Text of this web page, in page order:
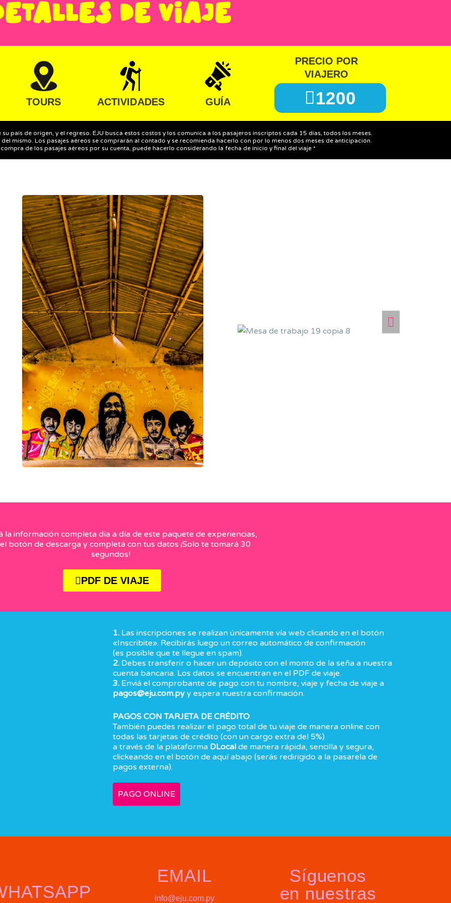
TOURS ACTIVIDADES GUÍA
PRECIO POR
VIAJERO
1200
país de origen, y el regreso. EJU busca estos costos y los comunica a los pasajeros inscriptos cada 15 días, todos los meses.
mismo. Los pasajes aéreos se comprarán al contado y se recomienda hacerlo con por lo menos dos meses de anticipación.
de los pasajes aéreos por su cuenta, puede hacerlo considerando la fecha de inicio y final del viaje *
la información completa día a día de este paquete de experiencias,
botón de descarga y completá con tus datos ¡Solo te tomará 30
segundos!
PDF DE VIAJE
1. Las inscripciones se realizan únicamente vía web clicando en el botón
«Inscribite». Recibirás luego un correo automático de confirmación
(es posible que te llegue en spam).
2. Debes transferir o hacer un depósito con el monto de la seña a nuestra
cuenta bancaria. Los datos se encuentran en el PDF de viaje.
3. Enviá el comprobante de pago con tu nombre, viaje y fecha de viaje a
pagos@eju.com.py y espera nuestra confirmación.
PAGOS CON TARJETA DE CRÉDITO
También puedes realizar el pago total de tu viaje de manera online con
todas las tarjetas de crédito (con un cargo extra del 5%)
a través de la plataforma DLocal de manera rápida, sencilla y segura,
clickeando en el botón de aquí abajo (serás redirigido a la pasarela de
pagos externa).
PAGO ONLINE
EMAIL
info@eju.com.py
Síguenos
en nuestras